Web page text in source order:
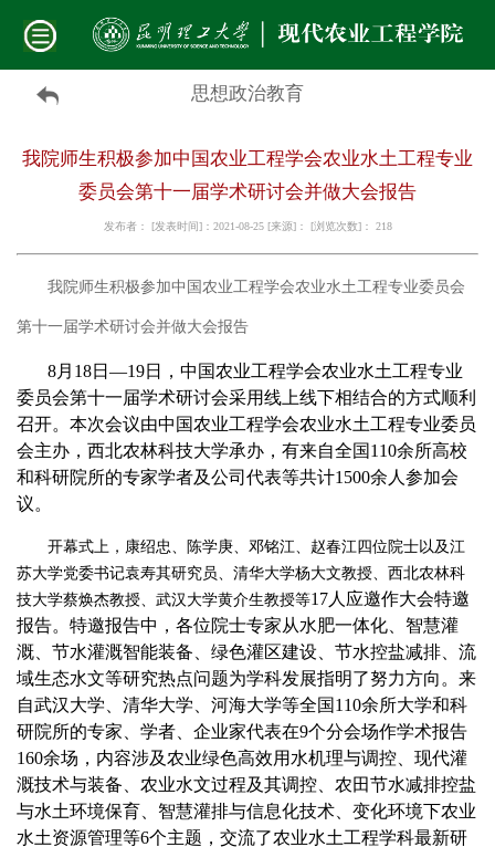
思想政治教育
我院师生积极参加中国农业工程学会农业水土工程专业
委员会第十一届学术研讨会并做大会报告
发布者： [发表时间]：2021-08-25 [来源]： [浏览次数]： 218
我院师生积极参加中国农业工程学会农业水土工程专业委员会
第十一届学术研讨会并做大会报告
8月18日—19日，中国农业工程学会农业水土工程专业
委员会第十一届学术研讨会采用线上线下相结合的方式顺利
召开。本次会议由中国农业工程学会农业水土工程专业委员
会主办，西北农林科技大学承办，有来自全国110余所高校
和科研院所的专家学者及公司代表等共计1500余人参加会
议。
开幕式上，康绍忠、陈学庚、邓铭江、赵春江四位院士以及江
苏大学党委书记袁寿其研究员、清华大学杨大文教授、西北农林科
技大学蔡焕杰教授、武汉大学黄介生教授等17人应邀作大会特邀
报告。特邀报告中，各位院士专家从水肥一体化、智慧灌
溉、节水灌溉智能装备、绿色灌区建设、节水控盐减排、流
域生态水文等研究热点问题为学科发展指明了努力方向。来
自武汉大学、清华大学、河海大学等全国110余所大学和科
研院所的专家、学者、企业家代表在9个分会场作学术报告
160余场，内容涉及农业绿色高效用水机理与调控、现代灌
溉技术与装备、农业水文过程及其调控、农田节水减排控盐
与水土环境保育、智慧灌排与信息化技术、变化环境下农业
水土资源管理等6个主题，交流了农业水土工程学科最新研